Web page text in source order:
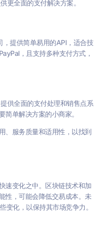
更全面的支付解决方案。
提供简单易用的API，适合技
，且支持多种支付方式，
供全面的支付处理和销售点系
单解决方案的小商家。
、服务质量和适用性，以找到
速变化之中。区块链技术和加
性，可能会降低交易成本。未
变化，以保持其市场竞争力。